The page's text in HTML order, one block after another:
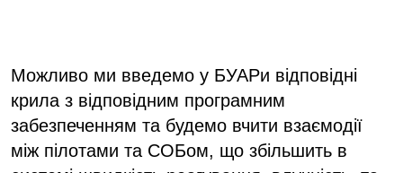
Можливо ми введемо у БУАРи відповідні
крила з відповідним програмним
забезпеченням та будемо вчити взаємодії
між пілотами та СОБом, що збільшить в